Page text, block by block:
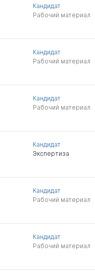
Кандидат
Рабочий материал
Кандидат
Рабочий материал
Кандидат
Рабочий материал
Кандидат
Экспертиза
Кандидат
Рабочий материал
Кандидат
Рабочий материал